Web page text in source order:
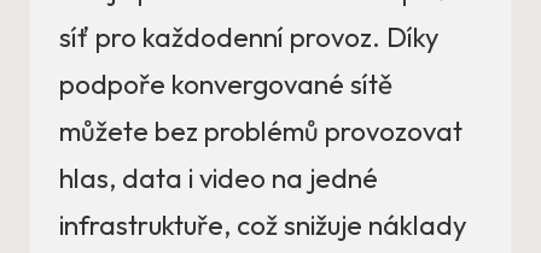
síť pro každodenní provoz. Díky
podpoře konvergované sítě
můžete bez problémů provozovat
hlas, data i video na jedné
infrastruktuře, což snižuje náklady